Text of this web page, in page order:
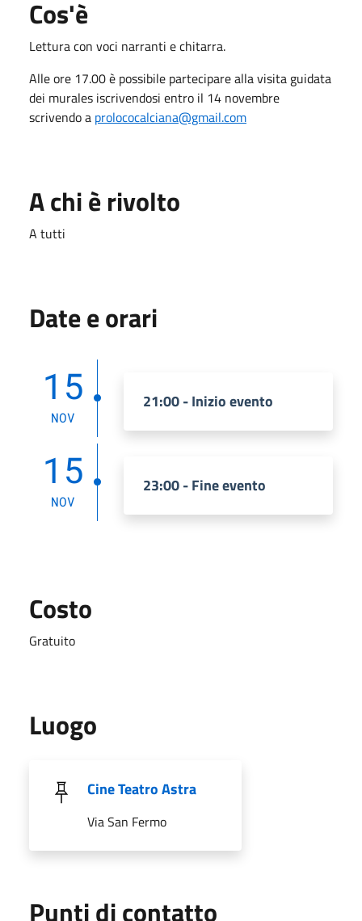
Cos'è
Lettura con voci narranti e chitarra.
Alle ore 17.00 è possibile partecipare alla visita guidata
dei murales iscrivendosi entro il 14 novembre
scrivendo a prolococalciana@gmail.com
A chi è rivolto
A tutti
Date e orari
15
NOV
21:00 - Inizio evento
15
NOV
23:00 - Fine evento
Costo
Gratuito
Luogo
Cine Teatro Astra
Via San Fermo
Punti di contatto